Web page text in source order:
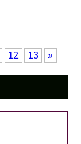
12 13 »